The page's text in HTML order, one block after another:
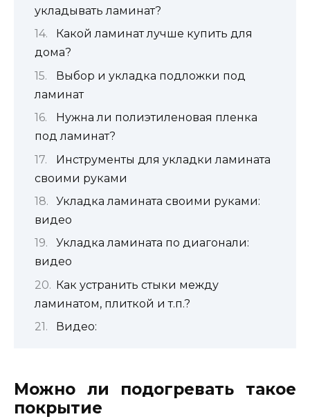
укладывать ламинат?
Какой ламинат лучше купить для
дома?
Выбор и укладка подложки под
ламинат
Нужна ли полиэтиленовая пленка
под ламинат?
Инструменты для укладки ламината
своими руками
Укладка ламината своими руками:
видео
Укладка ламината по диагонали:
видео
Как устранить стыки между
ламинатом, плиткой и т.п.?
Видео:
Можно ли подогревать такое
покрытие